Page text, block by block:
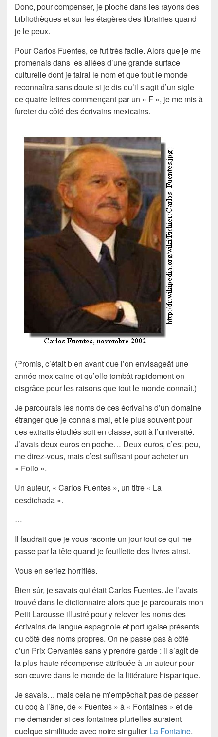
Donc, pour compenser, je pioche dans les rayons des
bibliothèques et sur les étagères des librairies quand
je le peux.
Pour Carlos Fuentes, ce fut très facile. Alors que je me
promenais dans les allées d’une grande surface
culturelle dont je tairai le nom et que tout le monde
reconnaîtra sans doute si je dis qu’il s’agit d’un sigle
de quatre lettres commençant par un « F », je me mis à
fureter du côté des écrivains mexicains.
(Promis, c’était bien avant que l’on envisageât une
année mexicaine et qu’elle tombât rapidement en
disgrâce pour les raisons que tout le monde connaît.)
Je parcourais les noms de ces écrivains d’un domaine
étranger que je connais mal, et le plus souvent pour
des extraits étudiés soit en classe, soit à l’université.
J’avais deux euros en poche… Deux euros, c’est peu,
me direz-vous, mais c’est suffisant pour acheter un
« Folio ».
Un auteur, « Carlos Fuentes », un titre « La
desdichada ».
…
Il faudrait que je vous raconte un jour tout ce qui me
passe par la tête quand je feuillette des livres ainsi.
Vous en seriez horrifiés.
Bien sûr, je savais qui était Carlos Fuentes. Je l’avais
trouvé dans le dictionnaire alors que je parcourais mon
Petit Larousse illustrépour y relever les noms des
écrivains de langue espagnole et portugaise présents
du côté des noms propres. On ne passe pas à côté
d’un Prix Cervantèssans y prendre garde : il s’agit de
la plus haute récompense attribuée à un auteur pour
son œuvre dans le monde de la littérature hispanique.
Je savais… mais cela ne m’empêchait pas de passer
du coq à l’âne, de « Fuentes » à « Fontaines » et de
me demander si ces fontaines plurielles auraient
quelque similitude avec notre singulierLa Fontaine.